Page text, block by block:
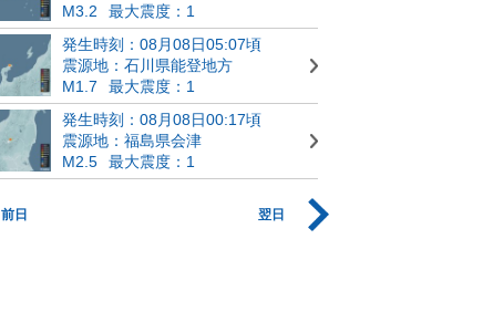
M3.2
最大震度：1
発生時刻：08月08日05:07頃
震源地：石川県能登地方
M1.7
最大震度：1
発生時刻：08月08日00:17頃
震源地：福島県会津
M2.5
最大震度：1
前日 翌日